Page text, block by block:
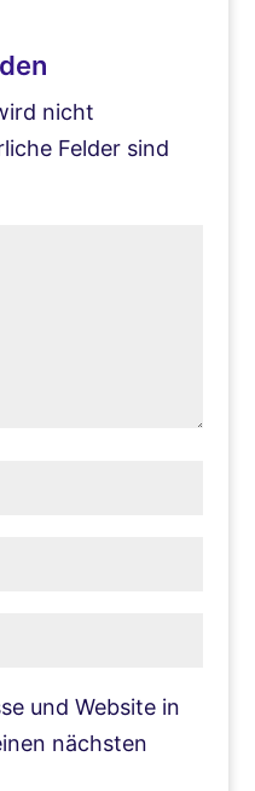
nicht
Felder sind
und Website in
nächsten